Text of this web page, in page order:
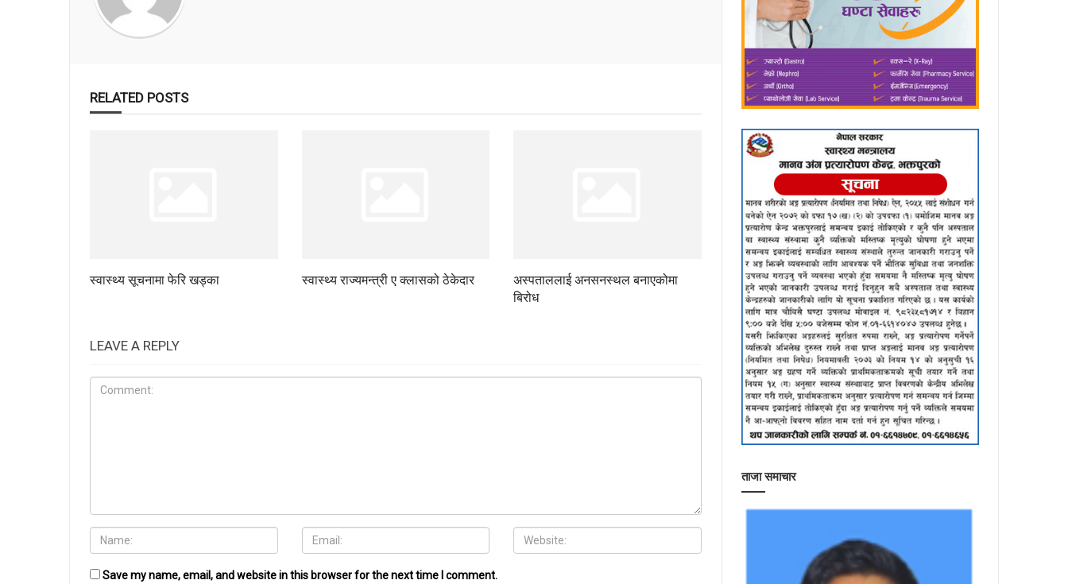
RELATED POSTS
स्वास्थ्य सूचनामा फेरि खड्का स्वास्थ्य राज्यमन्त्री ए क्लासको ठेकेदार
अस्पताललाई अनसनस्थल बनाएकोमा
बिरोध
LEAVE A REPLY
Save my name, email, and website in this browser for the next time I comment.
ताजा समाचार